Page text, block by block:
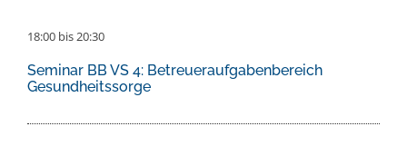
18:00 bis20:30
Seminar BB VS 4: Betreueraufgabenbereich
Gesundheitssorge